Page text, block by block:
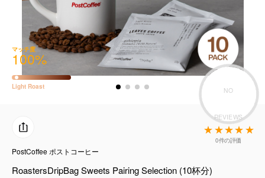
ミルク・フード類
アクセサリ
CFFBNS
リキッド
マッチ度
100%
Light Roast NO
REVIEWS
0件の評価
PostCoffee ポストコーヒー
RoastersDripBag Sweets Pairing Selection (10杯分)